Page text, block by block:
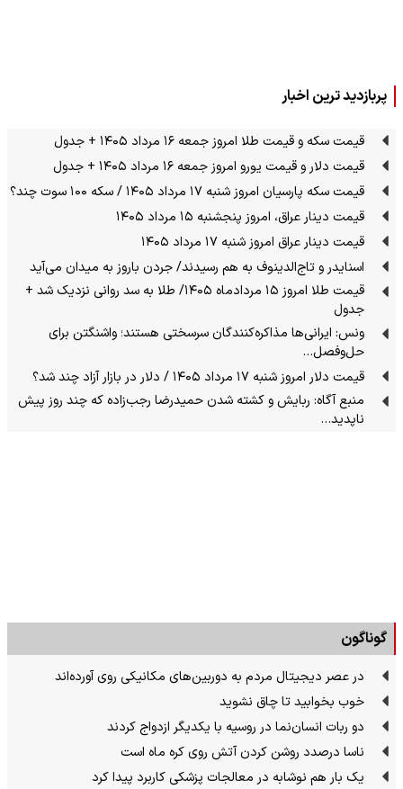
پربازدید ترین اخبار
قیمت سکه و قیمت طلا امروز جمعه ۱۶ مرداد ۱۴۰۵ + جدول
قیمت دلار و قیمت یورو امروز جمعه ۱۶ مرداد ۱۴۰۵ + جدول
قیمت سکه پارسیان امروز شنبه ۱۷ مرداد ۱۴۰۵ / سکه ۱۰۰ سوت چند؟
قیمت دینار عراق، امروز پنجشنبه ۱۵ مرداد ۱۴۰۵
قیمت دینار عراق امروز شنبه ۱۷ مرداد ۱۴۰۵
اسنایدر و تاج‌الدینوف به هم رسیدند/ جردن باروز به میدان می‌آید
قیمت طلا امروز ۱۵ مردادماه ۱۴۰۵/ طلا به سد روانی نزدیک شد +
جدول
ونس: ایرانی‌ها مذاکره‌کنندگان سرسختی هستند؛ واشنگتن برای
حل‌وفصل…
قیمت دلار امروز شنبه ۱۷ مرداد ۱۴۰۵ / دلار در بازار آزاد چند شد؟
منبع آگاه: ربایش و کشته شدن حمیدرضا رجب‌زاده که چند روز پیش
ناپدید…
گوناگون
در عصر دیجیتال مردم به دوربین‌های مکانیکی روی آورده‌اند
خوب بخوابید تا چاق نشوید
دو ربات انسان‌نما در روسیه با یکدیگر ازدواج کردند
ناسا درصدد روشن کردن آتش روی کره ماه است
یک بار هم نوشابه در معالجات پزشکی کاربرد پیدا کرد